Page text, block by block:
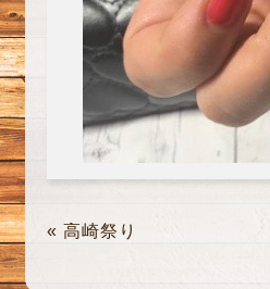
« 高崎祭り